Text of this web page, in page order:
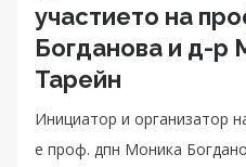
участието на
Богданова и д-р
Тарейн
Инициатор и организатор
е проф. дпн Моника